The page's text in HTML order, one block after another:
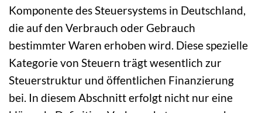
Komponente des Steuersystems in Deutschland,
die auf den Verbrauch oder Gebrauch
bestimmter Waren erhoben wird. Diese spezielle
Kategorie von Steuern trägt wesentlich zur
Steuerstruktur und öffentlichen Finanzierung
bei. In diesem Abschnitt erfolgt nicht nur eine